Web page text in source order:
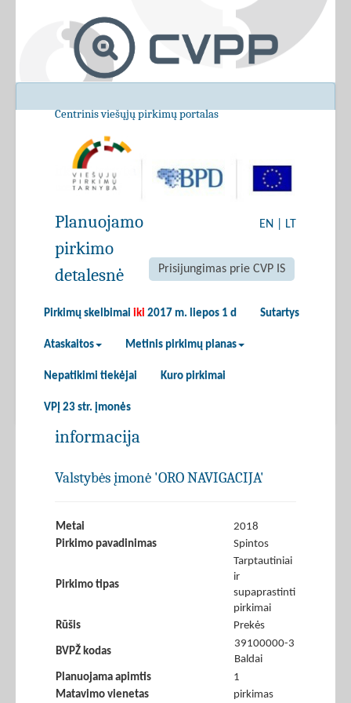
Centrinis viešųjų pirkimų portalas
EN LT
Prisijungimas prie CVP IS
Pirkimų skelbimai iki 2017 m. liepos 1 d Sutartys
Ataskaitos Metinis pirkimų planas
Nepatikimi tiekėjai Kuro pirkimai
VPĮ 23 str. įmonės
Planuojamo
pirkimo
detalesnė
informacija
Valstybės įmonė 'ORO NAVIGACIJA'
Metai
2018
Pirkimo pavadinimas
Spintos
Pirkimo tipas
Tarptautiniai
ir
supaprastinti
pirkimai
Rūšis
Prekės
BVPŽ kodas
39100000-3
Baldai
Planuojama apimtis
1
Matavimo vienetas
pirkimas